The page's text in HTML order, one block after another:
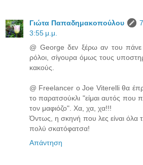
Γιώτα Παπαδημακοπούλου
3:55 μ.μ.
@ George δεν ξέρω αν του πάνε
ρόλοι, σίγουρα όμως τους
κακούς.
@ Freelancer ο Joe Viterelli θα
το παρατσούκλι "είμαι αυτός που
τον μαφιόζο". Χα, χα, χα!!!
Όντως, η σκηνή που λες είναι όλα
πολύ σκατόφατσα!
Απάντηση